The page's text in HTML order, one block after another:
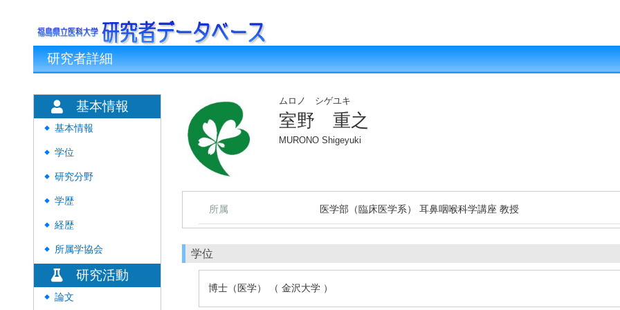
研究者詳細
基本情報
◆ 基本情報
◆ 学位
◆ 研究分野
◆ 学歴
◆ 経歴
◆ 所属学協会
研究活動
◆ 論文
ムロノ シゲユキ
室野 重之
MURONO Shigeyuki
所属 医学部（臨床医学系） 耳鼻咽喉科学講座 教授
学位
博士（医学） （ 金沢大学 ）